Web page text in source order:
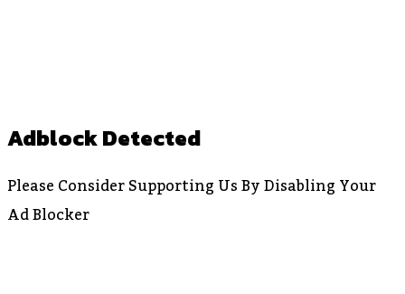
Adblock Detected
Please Consider Supporting Us By Disabling Your
Ad Blocker